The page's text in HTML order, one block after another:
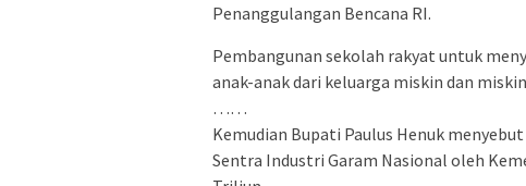
Penanggulangan Bencana RI.
Pembangunan sekolah rakyat untuk
anak-anak dari keluarga miskin dan
……
Kemudian Bupati Paulus Henuk
Sentra Industri Garam Nasional oleh